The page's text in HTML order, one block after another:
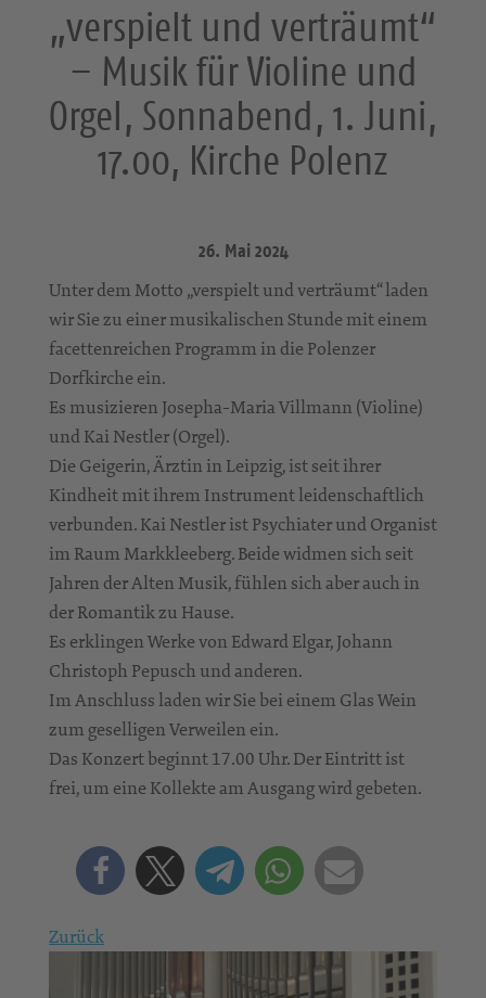
„verspielt und verträumt“
– Musik für Violine und
Orgel, Sonnabend, 1. Juni,
17.00, Kirche Polenz
26. Mai 2024
Unter dem Motto „verspielt und verträumt“ laden
wir Sie zu einer musikalischen Stunde mit einem
facettenreichen Programm in die Polenzer
Dorfkirche ein.
Es musizieren Josepha-Maria Villmann (Violine)
und Kai Nestler (Orgel).
Die Geigerin, Ärztin in Leipzig, ist seit ihrer
Kindheit mit ihrem Instrument leidenschaftlich
verbunden. Kai Nestler ist Psychiater und Organist
im Raum Markkleeberg. Beide widmen sich seit
Jahren der Alten Musik, fühlen sich aber auch in
der Romantik zu Hause.
Es erklingen Werke von Edward Elgar, Johann
Christoph Pepusch und anderen.
Im Anschluss laden wir Sie bei einem Glas Wein
zum geselligen Verweilen ein.
Das Konzert beginnt 17.00 Uhr. Der Eintritt ist
frei, um eine Kollekte am Ausgang wird gebeten.
Zurück